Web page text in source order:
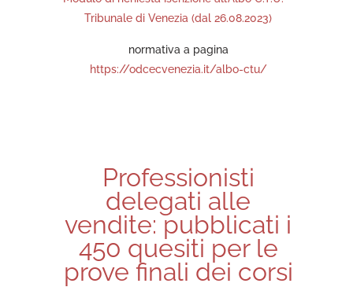
Tribunale di Venezia (dal 26.08.2023)
normativa a pagina
https://odcecvenezia.it/albo-ctu/
Professionisti
delegati alle
vendite: pubblicati i
450 quesiti per le
prove finali dei corsi